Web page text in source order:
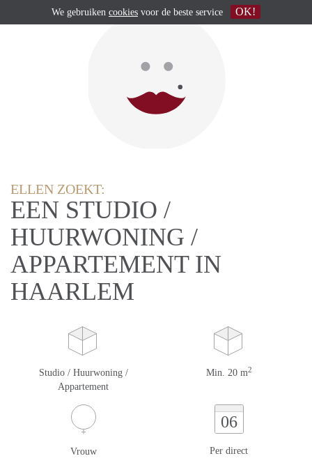
ELLEN ZOEKT:
EEN STUDIO /
HUURWONING /
APPARTEMENT IN
HAARLEM
Studio / Huurwoning /
Appartement
Min. 20 m2
Vrouw
06
Per direct
We gebruiken cookies voor de beste service OK!